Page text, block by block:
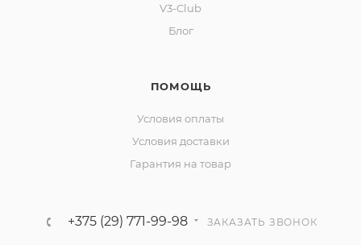
V3-Club
Блог
ПОМОЩЬ
Условия оплаты
Условия доставки
Гарантия на товар
+375 (29) 771-99-98 ЗАКАЗАТЬ ЗВОНОК